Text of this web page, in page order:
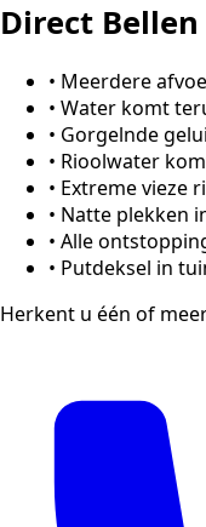
Direct
• Meerdere
• Water komt
• Gorgelnde
• Rioolwater
• Extreme vieze
• Natte plekken
• Alle
• Putdeksel in
Herkent u één of